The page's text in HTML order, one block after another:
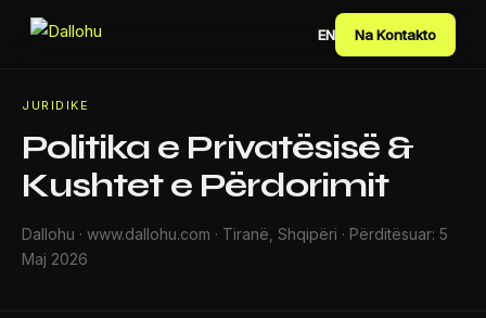
EN Na Kontakto
JURIDIKE
Politika e Privatësisë &
Kushtet e Përdorimit
Dallohu · www.dallohu.com · Tiranë, Shqipëri · Përditësuar: 5
Maj 2026